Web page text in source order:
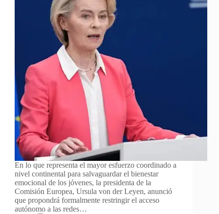
En lo que representa el mayor esfuerzo coordinado a
nivel continental para salvaguardar el bienestar
emocional de los jóvenes, la presidenta de la
Comisión Europea, Ursula von der Leyen, anunció
que propondrá formalmente restringir el acceso
autónomo a las redes…